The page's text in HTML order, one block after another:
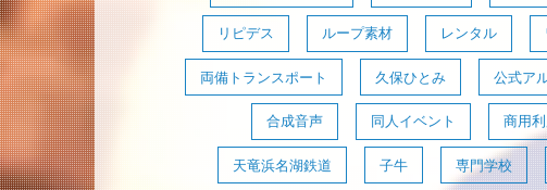
リピデス ループ素材 レンタル
両備トランスポート 久保ひとみ 公式ア
合成音声 同人イベント 商用
天竜浜名湖鉄道 子牛 専門学校